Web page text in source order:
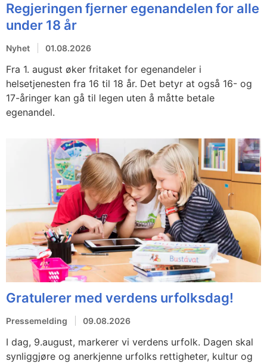
Regjeringen fjerner egenandelen for alle
under 18 år
Nyhet 01.08.2026
Fra 1. august øker fritaket for egenandeler i
helsetjenesten fra 16 til 18 år. Det betyr at også 16- og
17-åringer kan gå til legen uten å måtte betale
egenandel.
Gratulerer med verdens urfolksdag!
Pressemelding 09.08.2026
I dag, 9.august, markerer vi verdens urfolk. Dagen skal
synliggjøre og anerkjenne urfolks rettigheter, kultur og